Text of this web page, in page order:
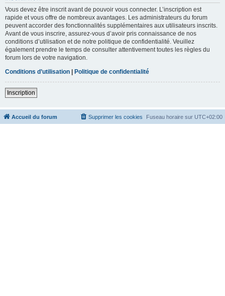
Vous devez être inscrit avant de pouvoir vous connecter. L’inscription est
rapide et vous offre de nombreux avantages. Les administrateurs du forum
peuvent accorder des fonctionnalités supplémentaires aux utilisateurs inscrits.
Avant de vous inscrire, assurez-vous d’avoir pris connaissance de nos
conditions d’utilisation et de notre politique de confidentialité. Veuillez
également prendre le temps de consulter attentivement toutes les règles du
forum lors de votre navigation.
Conditions d’utilisation
Politique de confidentialité
Inscription
Accueil du forum Fuseau horaire sur UTC+02:00
Supprimer les cookies